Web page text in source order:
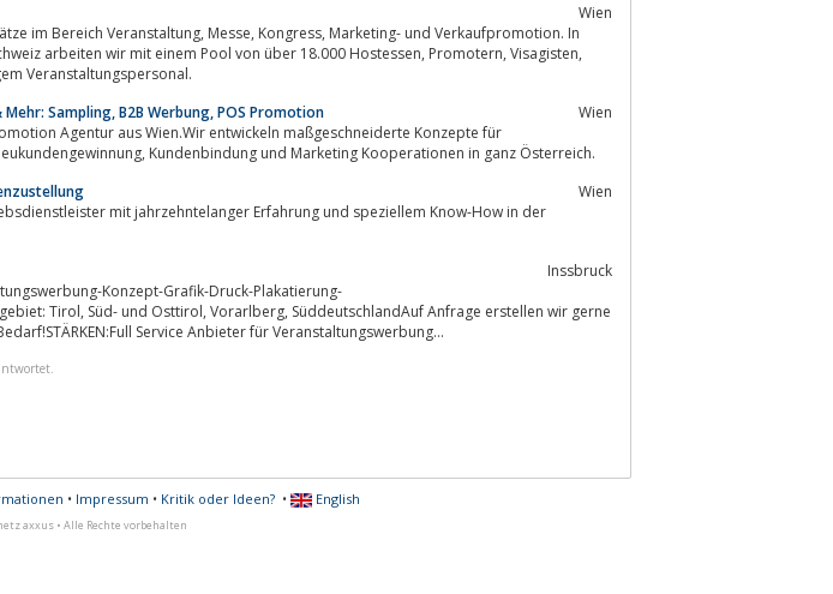
Wien
Kongress, Marketing- und Verkaufpromotion. In
Veranstaltungspersonal.
Sampling, B2B Werbung, POS Promotion
Wien
Agentur aus Wien.Wir entwickeln maßgeschneiderte Konzepte für
Verkaufsförderungsmaßnahmen, Neukundengewinnung, Kundenbindung und Marketing Kooperationen in ganz Österreich.
Wien
mit jahrzehntelanger Erfahrung und speziellem Know-How in der
Inssbruck
Konzept-Grafik-Druck-Plakatierung-
Anfrage erstellen wir gerne
ein kostenloses Angebot für Ihren Bedarf!STÄRKEN:Full Service Anbieter für Veranstaltungswerbung...
• Impressum • Kritik oder Ideen?• English
axxus • Alle Rechte vorbehalten